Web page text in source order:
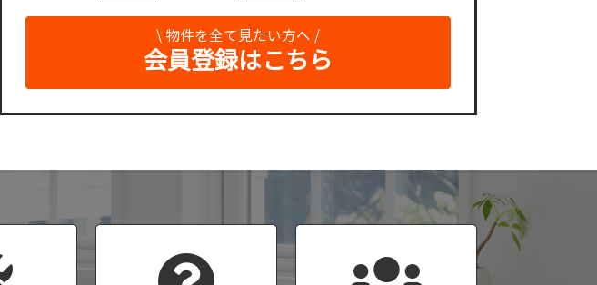
\ 物件を全て見たい方へ /
会員登録はこちら